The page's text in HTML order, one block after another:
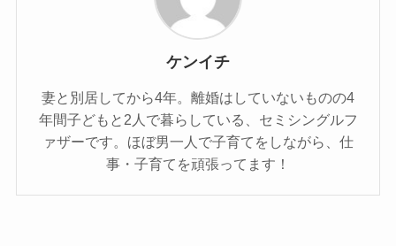
ケンイチ
妻と別居してから4年。離婚はしていないものの4
年間子どもと2人で暮らしている、セミシングルフ
ァザーです。ほぼ男一人で子育てをしながら、仕
事・子育てを頑張ってます！